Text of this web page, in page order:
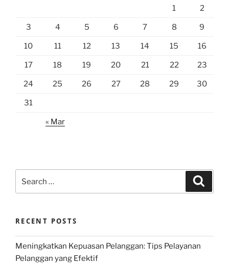
1 2
3 4 5 6 7 8 9
10 11 12 13 14 15 16
17 18 19 20 21 22 23
24 25 26 27 28 29 30
31
« Mar
for:
RECENT POSTS
Meningkatkan Kepuasan Pelanggan: Tips Pelayanan
Pelanggan yang Efektif